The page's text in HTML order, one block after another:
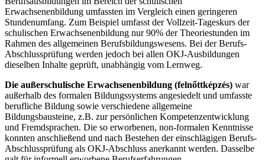
Erwachsenenbildung umfassten im Vergleich einen geringeren
Stundenumfang. Zum Beispiel umfasst der Vollzeit-Tageskurs der
schulischen Erwachsenenbildung nur 90% der Theoriestunden im
Rahmen des allgemeinen Berufsbildungswesens. Bei der Berufs-
Abschlussprüfung werden jedoch bei allen OKJ-Ausbildungen
dieselben Inhalte geprüft, unabhängig vom Lernweg.
Die außerschulische Erwachsenenbildung (felnőttképzés) war
außerhalb des formalen Bildungssystems angesiedelt und umfasste
berufliche Bildung sowie verschiedene allgemeine
Bildungsbausteine, z.B. zur persönlichen Kompetenzentwicklung
und Fremdsprachen. Die so erworbenen, non-formalen Kenntnisse
konnten anschließend und nach Bestehen der einschlägigen Berufs-
Abschlussprüfung als OKJ-Abschluss anerkannt werden. Dasselbe